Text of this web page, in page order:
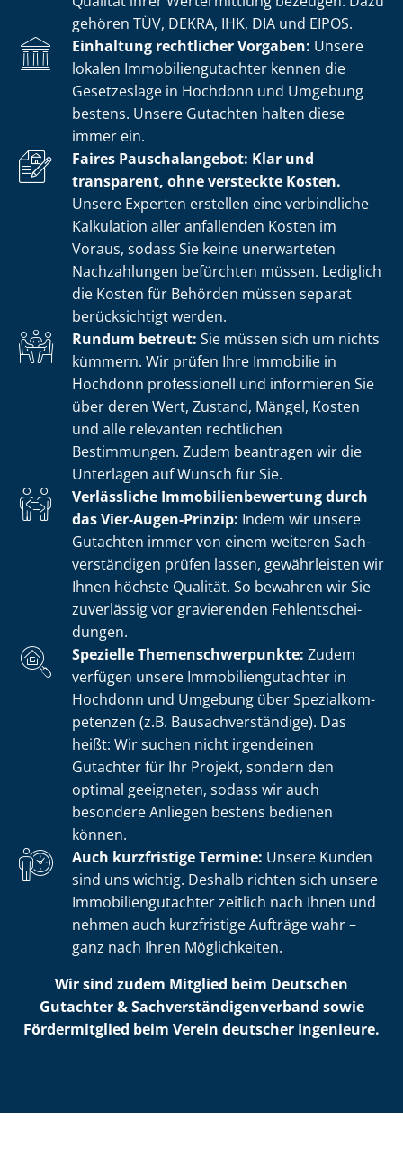
gehören TÜV, DEKRA, IHK, DIA und EIPOS.
Einhaltung rechtlicher Vorgaben: Unsere
lokalen Im­mo­bi­li­en­gut­ach­ter kennen die
Gesetzeslage in Hochdonn und Umgebung
bestens. Unsere Gutachten halten diese
immer ein.
Faires Pauschalangebot: Klar und
transparent, ohne versteckte Kosten.
Unsere Experten erstellen eine verbindliche
Kalkulation aller anfallenden Kosten im
Voraus, sodass Sie keine unerwarteten
Nachzahlungen befürchten müssen. Lediglich
die Kosten für Behörden müssen separat
berücksichtigt werden.
Rundum betreut: Sie müssen sich um nichts
kümmern. Wir prüfen Ihre Immobilie in
Hochdonn professionell und informieren Sie
über deren Wert, Zustand, Mängel, Kosten
und alle relevanten rechtlichen
Bestimmungen. Zudem beantragen wir die
Unterlagen auf Wunsch für Sie.
Verlässliche Im­mo­bi­li­en­be­wer­tung durch
das Vier-Augen-Prinzip: Indem wir unsere
Gutachten immer von einem weiteren Sach­
ver­stän­di­gen prüfen lassen, gewährleisten wir
Ihnen höchste Qualität. So bewahren wir Sie
zuverlässig vor gravierenden Fehl­ent­schei­
dun­gen.
Spezielle The­men­schwer­punk­te: Zudem
verfügen unsere Im­mo­bi­li­en­gut­ach­ter in
Hochdonn und Umgebung über Spe­zi­al­kom­
pe­ten­zen (z.B. Bau­sach­ver­stän­di­ge). Das
heißt: Wir suchen nicht irgendeinen
Gutachter für Ihr Projekt, sondern den
optimal geeigneten, sodass wir auch
besondere Anliegen bestens bedienen
können.
Auch kurzfristige Termine: Unsere Kunden
sind uns wichtig. Deshalb richten sich unsere
Im­mo­bi­li­en­gut­ach­ter zeitlich nach Ihnen und
nehmen auch kurzfristige Aufträge wahr –
ganz nach Ihren Möglichkeiten.
Wir sind zudem Mitglied beim Deutschen
Gutachter & Sach­ver­stän­di­gen­ver­band sowie
Fördermitglied beim Verein deutscher Ingenieure.